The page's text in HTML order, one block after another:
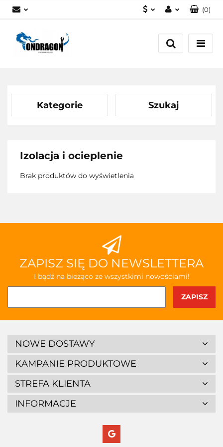
Zaloguj się
Załóż konto
(0)
Kategorie Szukaj
Izolacja i ocieplenie
Brak produktów do wyświetlenia
ZAPISZ SIĘ DO NEWSLETTERA
I bądź na bieżąco ze wszystkimi nowościami!
NOWE DOSTAWY
KAMPANIE PRODUKTOWE
STREFA KLIENTA
INFORMACJE